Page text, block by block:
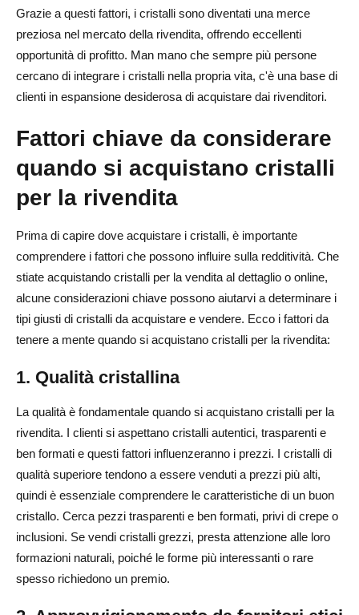
Grazie a questi fattori, i cristalli sono diventati una merce
preziosa nel mercato della rivendita, offrendo eccellenti
opportunità di profitto. Man mano che sempre più persone
cercano di integrare i cristalli nella propria vita, c'è una base di
clienti in espansione desiderosa di acquistare dai rivenditori.
Fattori chiave da considerare
quando si acquistano cristalli
per la rivendita
Prima di capire dove acquistare i cristalli, è importante
comprendere i fattori che possono influire sulla redditività. Che
stiate acquistando cristalli per la vendita al dettaglio o online,
alcune considerazioni chiave possono aiutarvi a determinare i
tipi giusti di cristalli da acquistare e vendere. Ecco i fattori da
tenere a mente quando si acquistano cristalli per la rivendita:
1. Qualità cristallina
La qualità è fondamentale quando si acquistano cristalli per la
rivendita. I clienti si aspettano cristalli autentici, trasparenti e
ben formati e questi fattori influenzeranno i prezzi. I cristalli di
qualità superiore tendono a essere venduti a prezzi più alti,
quindi è essenziale comprendere le caratteristiche di un buon
cristallo. Cerca pezzi trasparenti e ben formati, privi di crepe o
inclusioni. Se vendi cristalli grezzi, presta attenzione alle loro
formazioni naturali, poiché le forme più interessanti o rare
spesso richiedono un premio.